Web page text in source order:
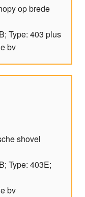
op brede
Type: 403 plus
bv
shovel
Type: 403E;
bv